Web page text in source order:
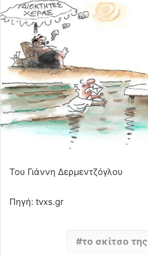
Του Γιάννη Δερμεντζόγλου
Πηγή: tvxs.gr
το σκίτσο